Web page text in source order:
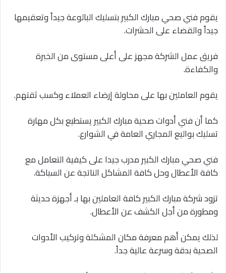
يقوم فني صحي مبارك الكبير بتسليك البالوعة جيداً وتعقيمها
جيداً والقضاء على الحشرات.
فريق عمل الشركة مجهز على أعلى مستوى من الخبرة
والكفاءة.
يقوم العاملين بها على محاولة إرضاء العملاء وكسب ثقتهم.
كما أن فني أدوات صحية مبارك الكبير يستطيع بكل مهارة
تسليك بواليع المجاري العامة في الشوارع.
فني صحي مبارك الكبير مدرب جيدا على كيفية التعامل مع
كافة الأعطال وحل كافة المشاكل الناتجة عن السباكة.
تزود شركة مبارك الكبير كافة العاملين بها بـ أجهزة حديثة
ومطورة من أجل الكشف عن الأعطال.
لذلك يمكن أهم معرفة مكان المشكلة وتركيب الأدوات
الصحية بدقة وسرعة عالية جداً.